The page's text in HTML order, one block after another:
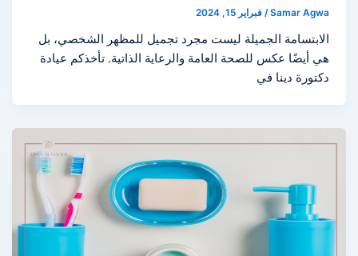
Samar Agwa
/فبراير 15, 2024
الابتسامة الجميلة ليست مجرد تجميل للمظهر الشخصي، بل
هي أيضًا عكس للصحة العامة والرعاية الذاتية. تأخذكم عيادة
دكتورة دينا في